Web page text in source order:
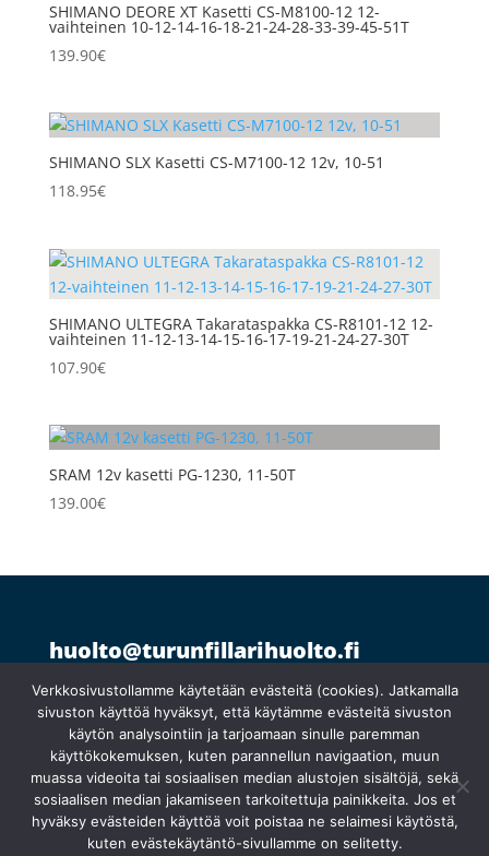
SHIMANO DEORE XT Kasetti CS-M8100-12 12-
vaihteinen 10-12-14-16-18-21-24-28-33-39-45-51T
139.90€
SHIMANO SLX Kasetti CS-M7100-12 12v, 10-51
118.95€
SHIMANO ULTEGRA Takarataspakka CS-R8101-12 12-
vaihteinen 11-12-13-14-15-16-17-19-21-24-27-30T
107.90€
SRAM 12v kasetti PG-1230, 11-50T
139.00€
huolto@turunfillarihuolto.fi
Palometsäntie 14, 20610 Turku
044 766 1250
} Ma 10:30–18:30
Ti suljettu
Ke–pe 10:00–18:00
Verkkosivustollamme käytetään evästeitä (cookies). Jatkamalla
sivuston käyttöä hyväksyt, että käytämme evästeitä sivuston
käytön analysointiin ja tarjoamaan sinulle paremman
käyttökokemuksen, kuten parannellun navigaation, muun
muassa videoita tai sosiaalisen median alustojen sisältöjä, sekä
sosiaalisen median jakamiseen tarkoitettuja painikkeita. Jos et
hyväksy evästeiden käyttöä voit poistaa ne selaimesi käytöstä,
kuten evästekäytäntö-sivullamme on selitetty.